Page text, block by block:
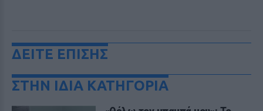
ΔΕΙΤΕ ΕΠΙΣΗΣ
ΣΤΗΝ ΙΔΙΑ ΚΑΤΗΓΟΡΙΑ